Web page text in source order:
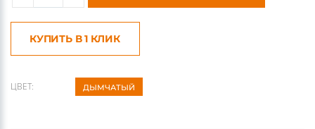
КУПИТЬ В 1 КЛИК
ЦВЕТ: ДЫМЧАТЫЙ